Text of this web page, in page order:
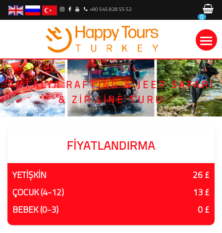
+90 545 828 55 52
0
ANTALYA RAFTING & JEEP SAFARI
& ZIP LINE TURU
FIYATLANDIRMA
YETİŞKİN
26 £
ÇOCUK (4-12)
13 £
BEBEK (0-3)
0 £